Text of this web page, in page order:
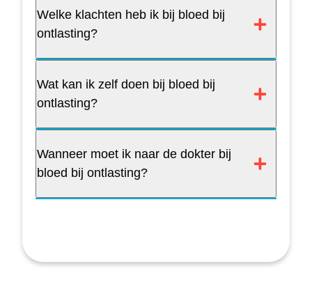
Welke klachten heb ik bij bloed bij
ontlasting?
Wat kan ik zelf doen bij bloed bij
ontlasting?
Wanneer moet ik naar de dokter bij
bloed bij ontlasting?